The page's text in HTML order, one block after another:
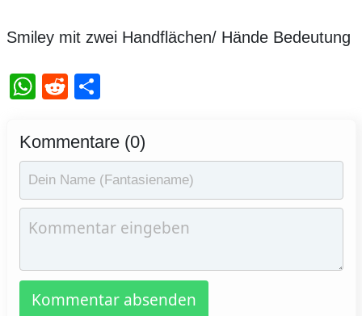
Smiley mit zwei Handflächen/ Hände Bedeutung
WhatsApp
Reddit
Teilen
Kommentare (0)
Kommentar absenden